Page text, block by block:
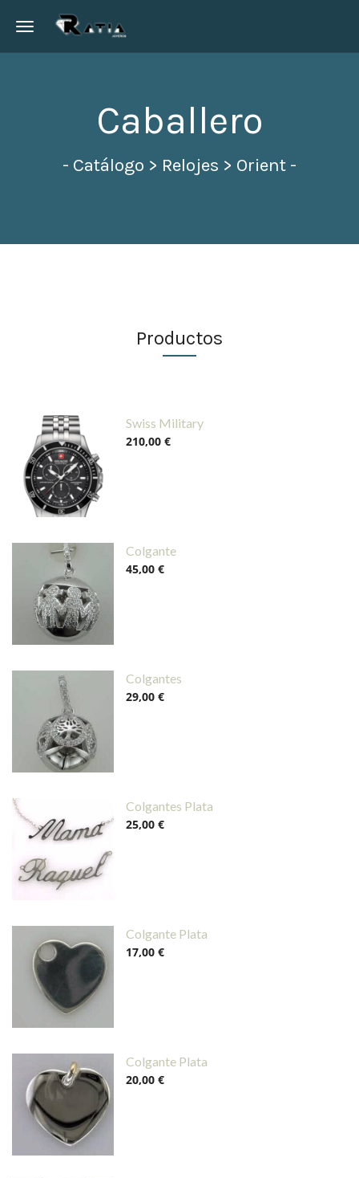
Toggle navigation
Caballero
- Catálogo > Relojes > Orient -
Productos
Swiss Military
210,00 €
Colgante
45,00 €
Colgantes
29,00 €
Colgantes Plata
25,00 €
Colgante Plata
17,00 €
Colgante Plata
20,00 €